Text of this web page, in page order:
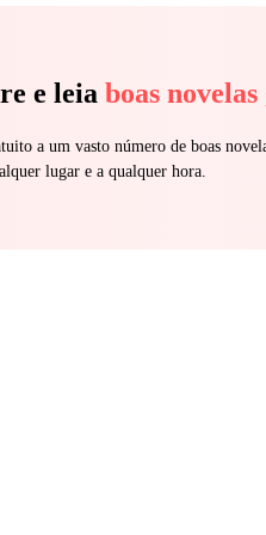
e leia boas
a um vasto número de boas
lugar e a qualquer hora.